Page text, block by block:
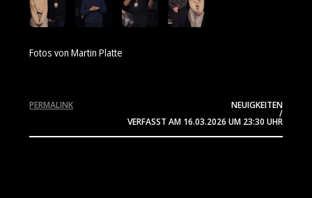
Fotos von Martin Platte
NEUIGKEITEN
/
VERFASST AM 16.03.2026 UM 23:30 UHR
PERMALINK